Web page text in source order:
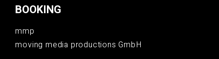
BOOKING
mmp
moving media productions GmbH